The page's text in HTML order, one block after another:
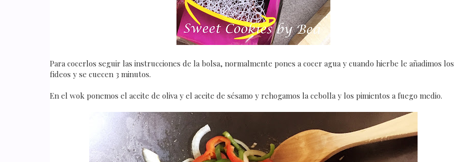
Para cocerlos seguir las instrucciones de la bolsa, normalmente pones a cocer agua y cuando hierbe le añadimos los
fideos y se cuecen 3 minutos.
En el wok ponemos el aceite de oliva y el aceite de sésamo y rehogamos la cebolla y los pimientos a fuego medio.